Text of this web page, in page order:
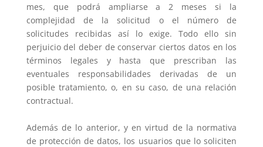
mes, que podrá ampliarse a 2 meses si la
complejidad de la solicitud o el número de
solicitudes recibidas así lo exige. Todo ello sin
perjuicio del deber de conservar ciertos datos en los
términos legales y hasta que prescriban las
eventuales responsabilidades derivadas de un
posible tratamiento, o, en su caso, de una relación
contractual.
Además de lo anterior, y en virtud de la normativa
de protección de datos, los usuarios que lo soliciten